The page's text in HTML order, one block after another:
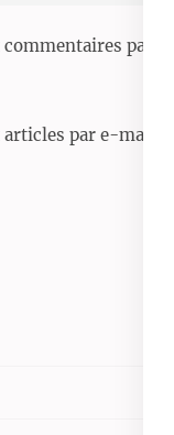
par
par e-mail.